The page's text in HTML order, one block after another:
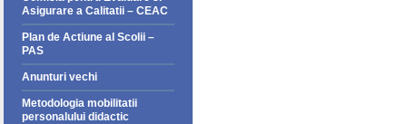
Asigurare a Calitatii – CEAC
Plan de Actiune al Scolii –
PAS
Anunturi vechi
Metodologia mobilitatii
personalului didactic